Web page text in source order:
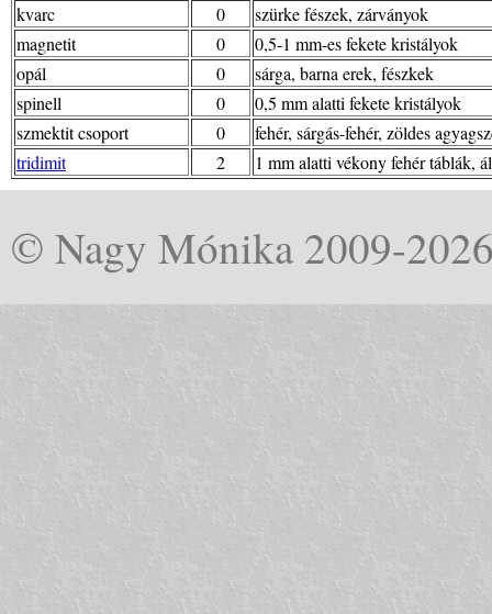
kvarc
0
szürke fészek, zárványok
magnetit
0
0,5-1 mm-es fekete kristályok
opál
0
sárga, barna erek, fészkek
spinell
0
0,5 mm alatti fekete kristályok
szmektit csoport
0
fehér, sárgás-fehér, zöldes
tridimit
2 1 mm alatti vékony fehér táblák,
© Nagy Mónika 2009-